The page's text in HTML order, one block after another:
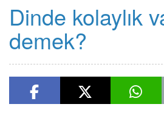
Dinde kolaylık
demek?